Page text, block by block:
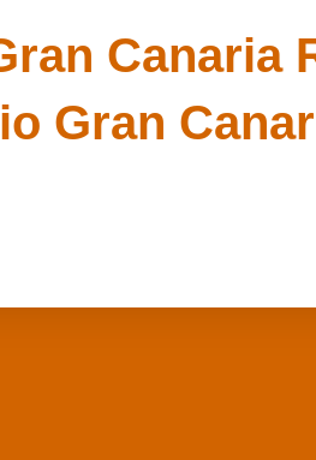
Canaria
Gran